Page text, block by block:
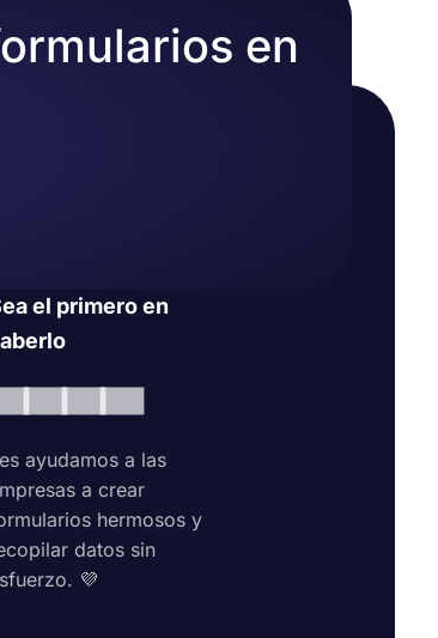
en
el primero en
ayudamos a las
a crear
hermosos y
datos sin
💜